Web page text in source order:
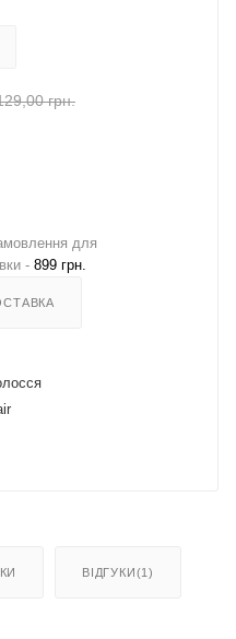
грн.
для
- 899 грн.
ВІДГУКИ(1)